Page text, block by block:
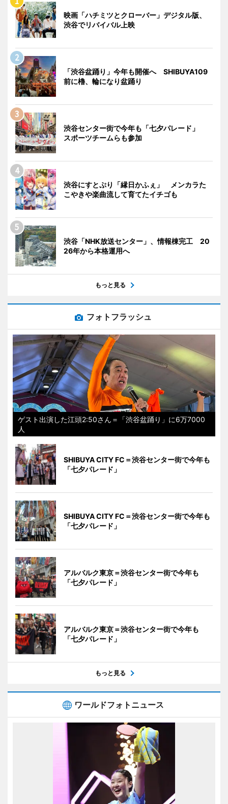
映画「ハチミツとクローバー」デジタル版、
渋谷でリバイバル上映
「渋谷盆踊り」今年も開催へ SHIBUYA109
前に櫓、輪になり盆踊り
渋谷センター街で今年も「七夕パレード」
スポーツチームらも参加
渋谷にすとぷり「縁日かふぇ」 メンカラた
こやきや楽曲流して育てたイチゴも
渋谷「NHK放送センター」、情報棟完工 20
26年から本格運用へ
もっと見る
フォトフラッシュ
ゲスト出演した江頭2:50さん＝「渋谷盆踊り」に6万7000
人
SHIBUYA CITY FC＝渋谷センター街で今年も
「七夕パレード」
SHIBUYA CITY FC＝渋谷センター街で今年も
「七夕パレード」
アルバルク東京＝渋谷センター街で今年も
「七夕パレード」
アルバルク東京＝渋谷センター街で今年も
「七夕パレード」
もっと見る
ワールドフォトニュース